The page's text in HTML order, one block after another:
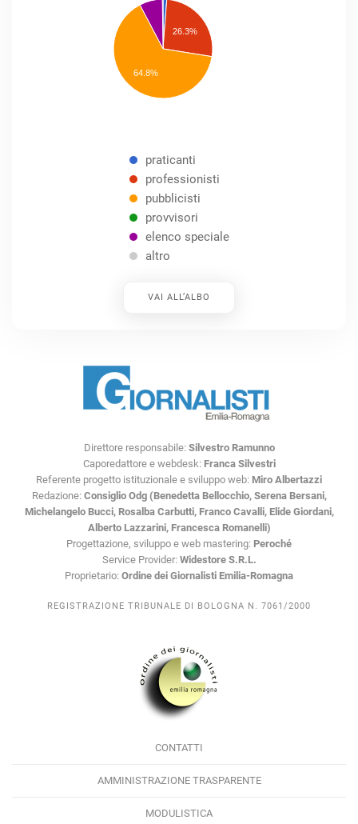
26.3%
64.8%
praticanti
professionisti
pubblicisti
provvisori
elenco speciale
altro
VAI ALL’ALBO
Direttore responsabile: Silvestro Ramunno
Caporedattore e webdesk: Franca Silvestri
Referente progetto istituzionale e sviluppo web: Miro Albertazzi
Redazione: Consiglio Odg (Benedetta Bellocchio, Serena Bersani,
Michelangelo Bucci, Rosalba Carbutti, Franco Cavalli, Elide Giordani,
Alberto Lazzarini, Francesca Romanelli)
Progettazione, sviluppo e web mastering: Peroché
Service Provider: Widestore S.R.L.
Proprietario: Ordine dei Giornalisti Emilia-Romagna
REGISTRAZIONE TRIBUNALE DI BOLOGNA N. 7061/2000
CONTATTI
AMMINISTRAZIONE TRASPARENTE
MODULISTICA